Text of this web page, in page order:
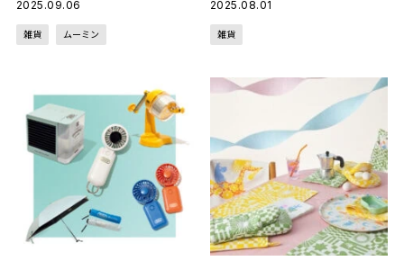
2025.09.06
雑貨 ムーミン
2025.08.01
雑貨